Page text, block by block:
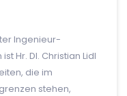
Ingenieur­
Hr. DI. Christian Lidl
die im
stehen,